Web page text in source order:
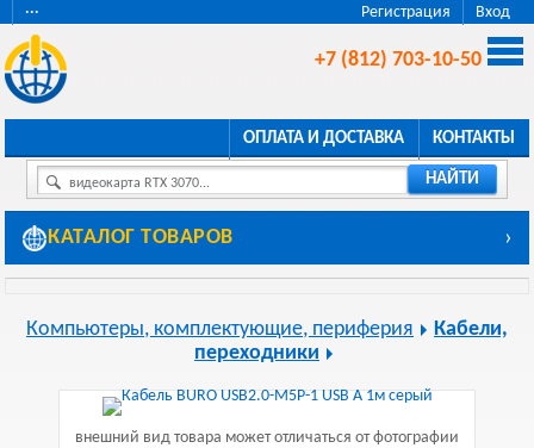
Регистрация Вход
···
+7 (812) 703-10-50
ОПЛАТА И ДОСТАВКА КОНТАКТЫ
видеокарта RTX 3070... НАЙТИ
КАТАЛОГ ТОВАРОВ ›
Компьютеры, комплектующие, периферия
Кабели,
переходники
внешний вид товара может отличаться от фотографии